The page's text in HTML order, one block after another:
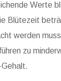
Werte
Blütezeit
werden
zu